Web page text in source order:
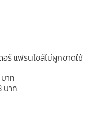
ร์ แฟรนไชส์ไม่ผูกขาดใช้
าท
บาท